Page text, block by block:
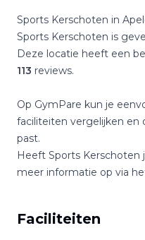
Sports Kerschoten in
Sports Kerschoten is
Deze locatie heeft een
113 reviews.
Op GymPare kun je
faciliteiten vergelijken en
past.
Heeft Sports Kerschoten
meer informatie op via
Faciliteiten